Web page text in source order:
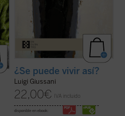
¿Se puede vivir así?
Luigi Giussani
22,00€ IVA incluido
disponible en ebook: